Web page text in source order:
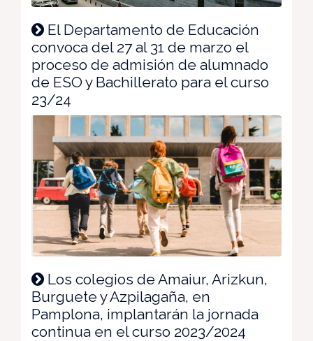
El Departamento de Educación
convoca del 27 al 31 de marzo el
proceso de admisión de alumnado
de ESO y Bachillerato para el curso
23/24
Los colegios de Amaiur, Arizkun,
Burguete y Azpilagaña, en
Pamplona, implantarán la jornada
continua en el curso 2023/2024